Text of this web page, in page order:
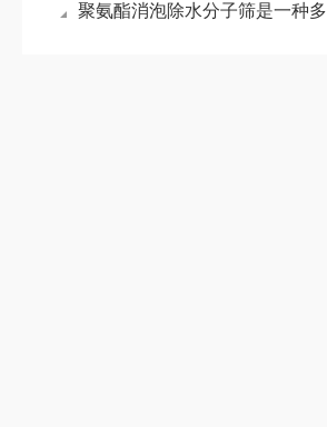
聚氨酯消泡除水分子筛是一种多功能助剂